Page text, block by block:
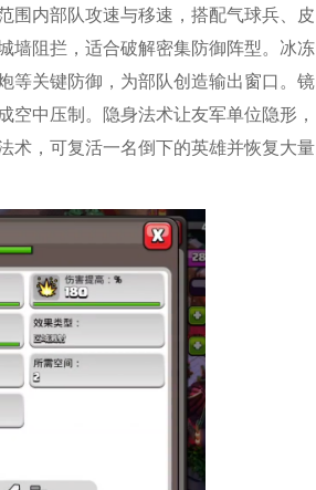
围内部队攻速与移速，搭配气球兵、皮
墙阻拦，适合破解密集防御阵型。冰冻
等关键防御，为部队创造输出窗口。镜
中压制。隐身法术让友军单位隐形，
术，可复活一名倒下的英雄并恢复大量